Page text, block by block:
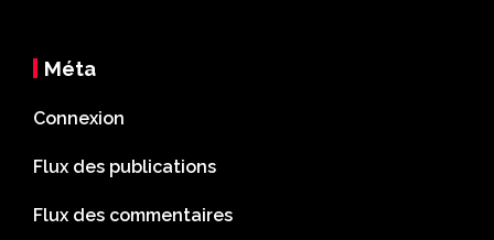
Méta
Connexion
Flux des publications
Flux des commentaires